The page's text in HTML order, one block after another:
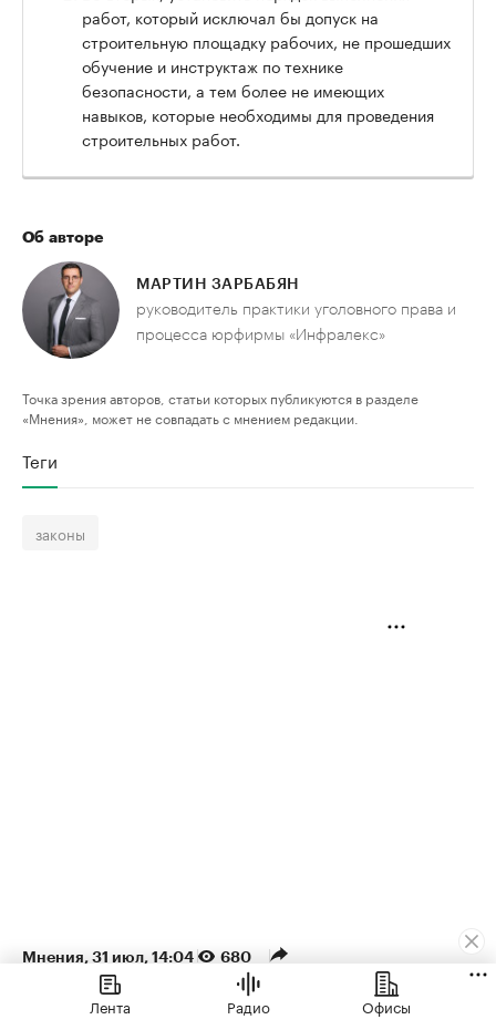
работ, который исключал бы допуск на
строительную площадку рабочих, не прошедших
обучение и инструктаж по технике
безопасности, а тем более не имеющих
навыков, которые необходимы для проведения
строительных работ.
Об авторе
МАРТИН ЗАРБАБЯН
руководитель практики уголовного права и
процесса юрфирмы «Инфралекс»
Точка зрения авторов, статьи которых публикуются в разделе
«Мнения», может не совпадать с мнением редакции.
Теги
законы
Мнения 31 июл, 14:04 680
Денис Колокольников
Лента Радио Офисы